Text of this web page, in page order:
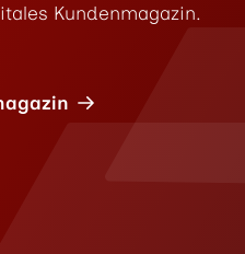
Kundenmagazin.
Facebook